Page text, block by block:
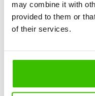
may combine it with
provided to them or
of their services.
Nagy hangsúly a
Játékterv